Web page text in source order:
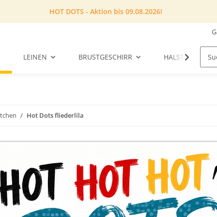
HOT DOTS - Aktion bis 09.08.2026!
LEINEN BRUSTGESCHIRR HALSTUCH
Hot Dots fliederlila